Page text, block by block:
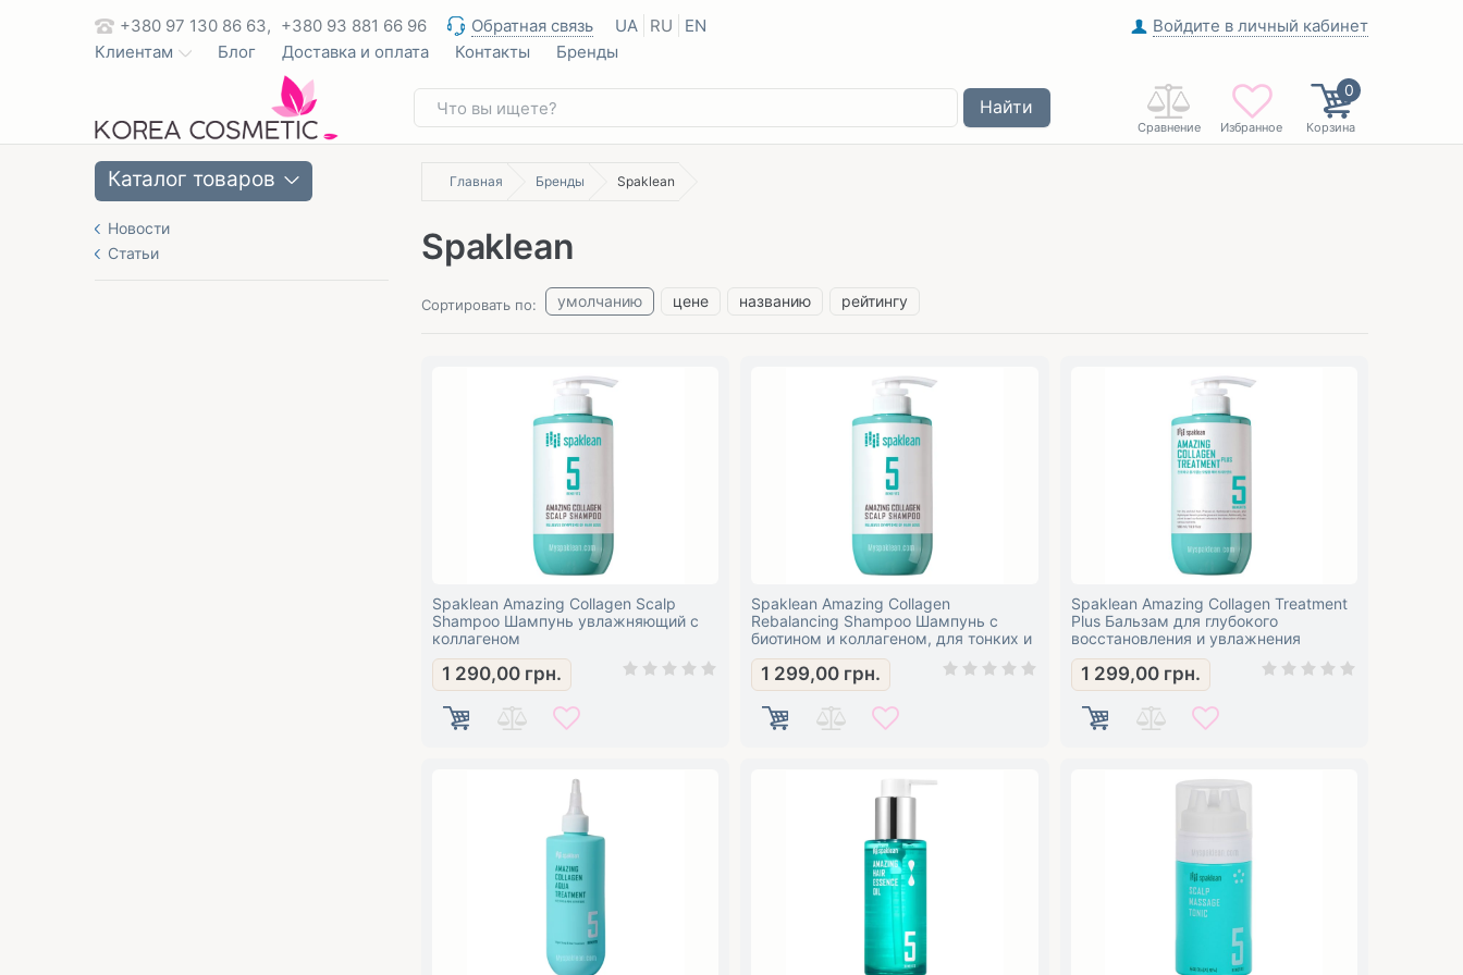
+380 97 130 86 63, +380 93 881 66 96 Обратная связь UA RU EN
Войдите в личный кабинет
Клиентам
Блог Доставка и оплата Контакты Бренды
0
Корзина
Избранное
Сравнение
Найти
Каталог товаров
Новости
Статьи
Главная Бренды Spaklean
Spaklean
Сортировать по: умолчанию цене названию рейтингу
Spaklean Amazing Collagen Scalp
Shampoo Шампунь увлажняющий с
коллагеном
1 290,00 грн.
Spaklean Amazing Collagen
Rebalancing Shampoo Шампунь с
биотином и коллагеном, для тонких и
сухих волос
1 299,00 грн.
Spaklean Amazing Collagen Treatment
Plus Бальзам для глубокого
восстановления и увлажнения
поврежденных и сухих волос с
коллагеном
1 299,00 грн.